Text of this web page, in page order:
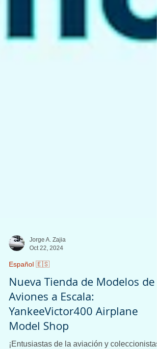
Oct 22, 2024
Español 🇪🇸
Nueva Tienda de Modelos de
Aviones a Escala:
YankeeVictor400 Airplane
Model Shop